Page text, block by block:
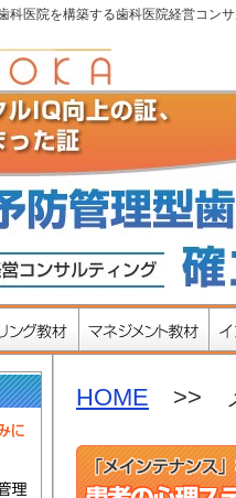
医院を構築する歯科医院経営コン
HOME >> メ